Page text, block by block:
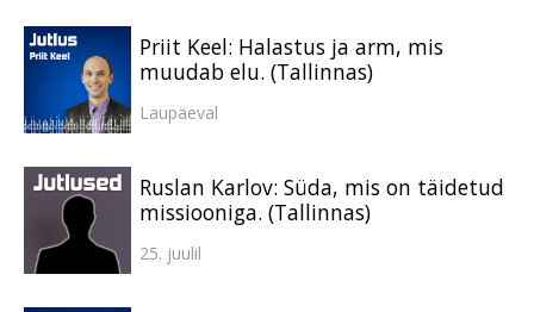
Priit Keel: Halastus ja arm, mis
muudab elu. (Tallinnas)
Laupäeval
Ruslan Karlov: Süda, mis on täidetud
missiooniga. (Tallinnas)
25. juulil